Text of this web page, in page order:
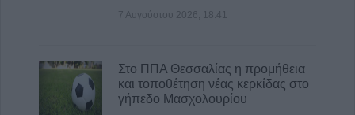
8 Αυγούστου 2026, 22:58
Αλεξανδρούπολης
8 Αυγούστου 2026, 21:54
7 Αυγούστου 2026, 18:41
Στο ΠΠΑ Θεσσαλίας η προμήθεια
και τοποθέτηση νέας κερκίδας στο
γήπεδο Μασχολουρίου